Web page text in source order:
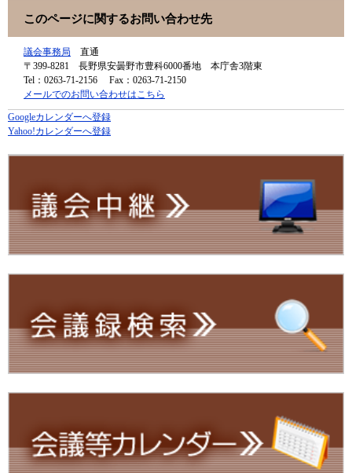
このページに関するお問い合わせ先
議会事務局
直通
〒399-8281
長野県安曇野市豊科6000番地 本庁舎3階東
Tel：0263-71-2156
Fax：0263-71-2150
メールでのお問い合わせはこちら
Googleカレンダーへ登録
Yahoo!カレンダーへ登録